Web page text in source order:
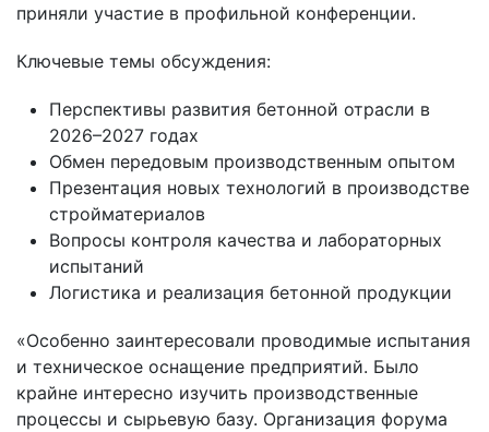
приняли участие в профильной конференции.
Ключевые темы обсуждения:
Перспективы развития бетонной отрасли в
2026–2027 годах
Обмен передовым производственным опытом
Презентация новых технологий в производстве
стройматериалов
Вопросы контроля качества и лабораторных
испытаний
Логистика и реализация бетонной продукции
«Особенно заинтересовали проводимые испытания
и техническое оснащение предприятий. Было
крайне интересно изучить производственные
процессы и сырьевую базу. Организация форума